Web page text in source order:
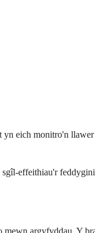
eich monitro'n llawer
effeithiau'r
argyfyddau. Y